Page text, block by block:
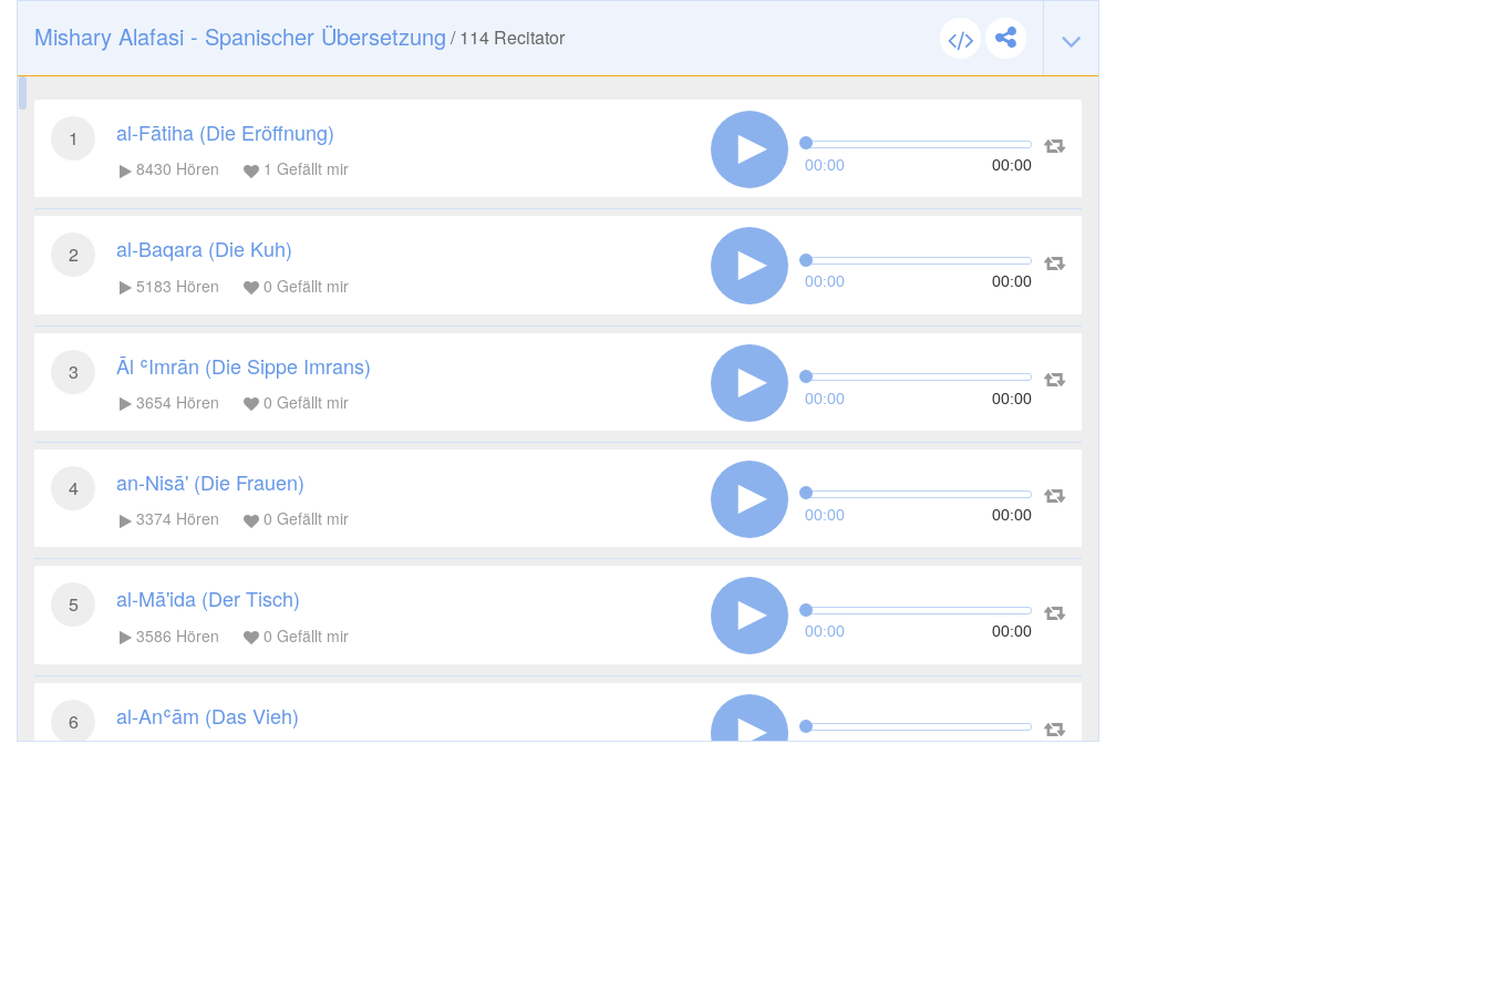
Mishary Alafasi - Spanischer Übersetzung /114 Recitator
1 al-Fātiha (Die Eröffnung)
8430 Hören 1 Gefällt mir 00:00 00:00
2 al-Baqara (Die Kuh)
5183 Hören 0 Gefällt mir 00:00 00:00
3 Āl ʿImrān (Die Sippe Imrans)
3654 Hören 0 Gefällt mir 00:00 00:00
4 an-Nisā' (Die Frauen)
3374 Hören 0 Gefällt mir 00:00 00:00
5 al-Mā'ida (Der Tisch)
3586 Hören 0 Gefällt mir 00:00 00:00
6 al-Anʿām (Das Vieh)
00:00 00:00